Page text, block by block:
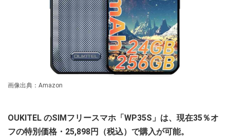
画像出典：Amazon
OUKITEL のSIMフリースマホ「WP35S」は、現在35％オ
フの特別価格・25,898円（税込）で購入が可能。